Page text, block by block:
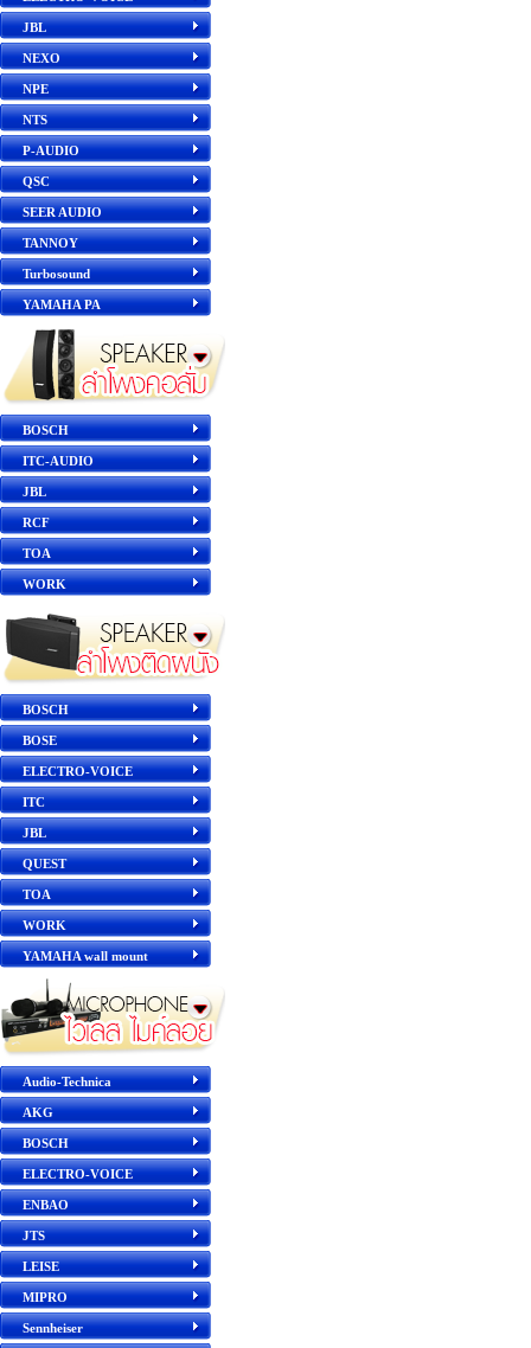
JBL
NEXO
NPE
NTS
P-AUDIO
QSC
SEER AUDIO
TANNOY
Turbosound
YAMAHA PA
BOSCH
ITC-AUDIO
JBL
RCF
TOA
WORK
BOSCH
BOSE
ELECTRO-VOICE
ITC
JBL
QUEST
TOA
WORK
YAMAHA wall mount
Audio-Technica
AKG
BOSCH
ELECTRO-VOICE
ENBAO
JTS
LEISE
MIPRO
Sennheiser